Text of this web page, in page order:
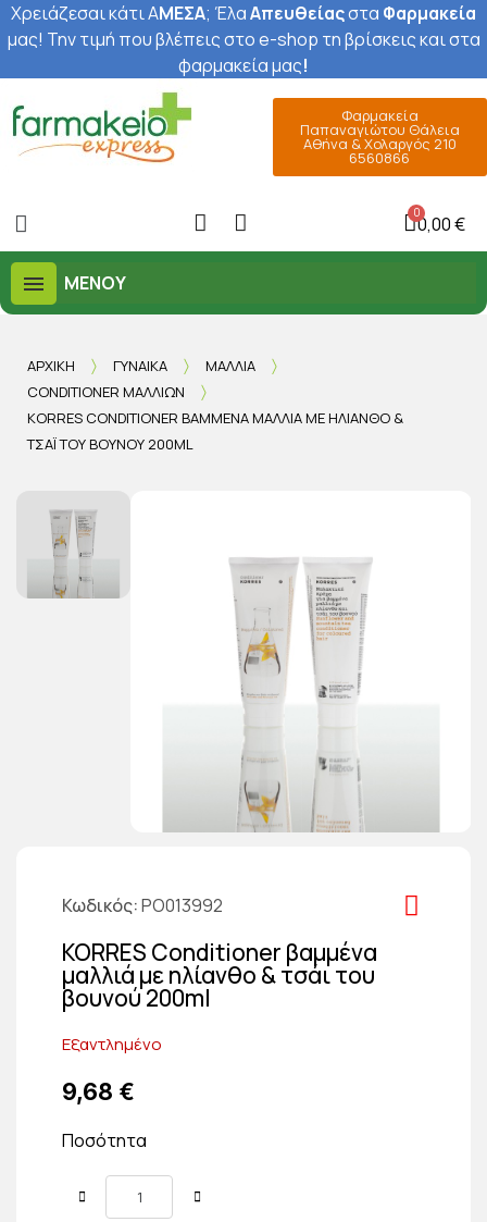
Χρειάζεσαι κάτι ΑΜΕΣΑ; ΈλαΑπευθείαςστα Φαρμακεία
μας! Την τιμή που βλέπεις στο e-shop τη βρίσκεις και στα
φαρμακεία μας!
Φαρμακεία
Παπαναγιώτου Θάλεια
Αθήνα & Χολαργός 210
6560866
0,00 €
ΜΕΝΟΎ
ΑΡΧΙΚΉ ΓΥΝΑΊΚΑ
ΜΑΛΛΙΆ
CONDITIONER ΜΑΛΛΙΏΝ
KORRES CONDITIONER ΒΑΜΜΈΝΑ ΜΑΛΛΙΆ ΜΕ ΗΛΊΑΝΘΟ &
ΤΣΆΙ ΤΟΥ ΒΟΥΝΟΎ 200ML
Κωδικός PO013992
KORRES Conditioner βαμμένα
μαλλιά με ηλίανθο & τσάι του
βουνού 200ml
Εξαντλημένο
9,68 €
Ποσότητα